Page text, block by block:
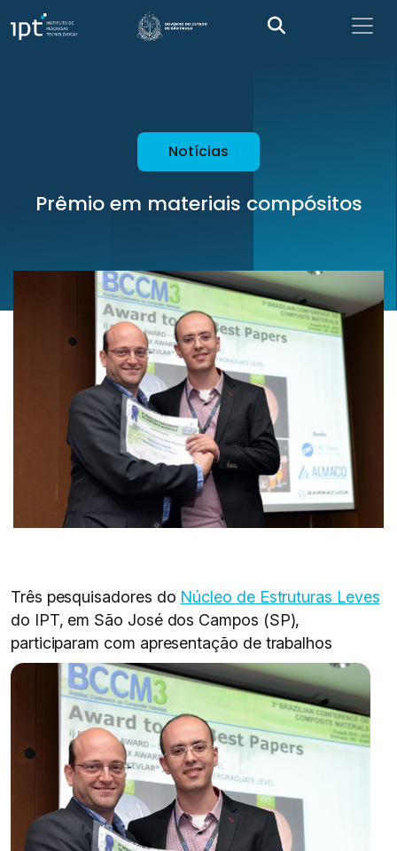
Notícias
Prêmio em materiais compósitos
Três pesquisadores do Núcleo de Estruturas Leves
do IPT, em São José dos Campos (SP),
participaram com apresentação de trabalhos